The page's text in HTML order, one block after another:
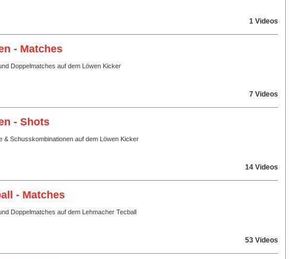
1 Videos
- Matches
Doppelmatches auf dem Löwen Kicker
7 Videos
- Shots
& Schusskombinationen auf dem Löwen Kicker
14 Videos
- Matches
Doppelmatches auf dem Lehmacher Tecball
53 Videos